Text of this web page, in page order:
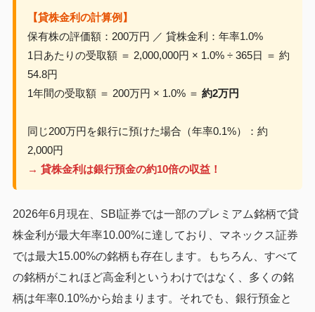
【貸株金利の計算例】
保有株の評価額：200万円 ／ 貸株金利：年率1.0%
1日あたりの受取額 ＝ 2,000,000円 × 1.0% ÷ 365日 ＝ 約
54.8円
1年間の受取額 ＝ 200万円 × 1.0% ＝ 約2万円
同じ200万円を銀行に預けた場合（年率0.1%）：約
2,000円
→ 貸株金利は銀行預金の約10倍の収益！
2026年6月現在、SBI証券では一部のプレミアム銘柄で貸
株金利が最大年率10.00%に達しており、マネックス証券
では最大15.00%の銘柄も存在します。もちろん、すべて
の銘柄がこれほど高金利というわけではなく、多くの銘
柄は年率0.10%から始まります。それでも、銀行預金と